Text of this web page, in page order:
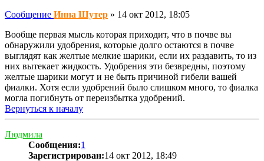
Сообщение Инна Шутер » 14 окт 2012, 18:05
Вообще первая мысль которая приходит, что в почве вы
обнаружили удобрения, которые долго остаются в почве
выглядят как желтые мелкие шарики, если их раздавить, то из
них вытекает жидкость. Удобрения эти безвредны, поэтому
желтые шарики могут и не быть причиной гибели вашей
фиалки. Хотя если удобрений было слишком много, то фиалка
могла погибнуть от переизбытка удобрений.
Вернуться к началу
Людмила
Сообщения:1
Зарегистрирован:14 окт 2012, 18:49